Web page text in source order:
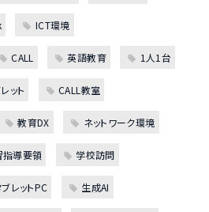
ICT環境
CALL 英語教育 1人1台
ット CALL教室
教育DX ネットワーク環境
指導要領 学校訪問
レットPC 生成AI